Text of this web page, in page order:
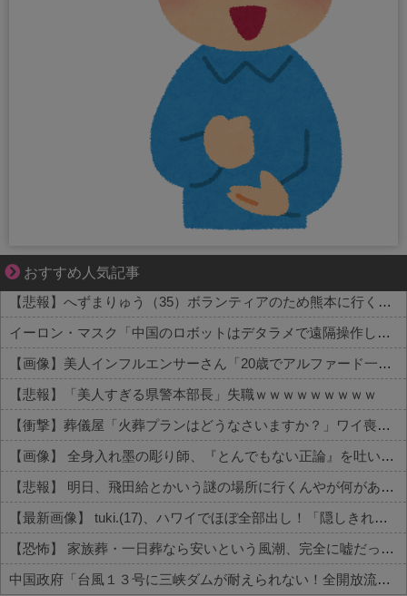
おすすめ人気記事
先輩と後輩、距離が変わった日から始まる恋
【悲報】へずまりゅう（35）ボランティアのため熊本に行くも体調不良で病院に行く
イーロン・マスク「中国のロボットはデタラメで遠隔操作してるだけ」
【画像】美人インフルエンサーさん「20歳でアルファード一括で買えちゃう私って素敵」←これってガチなん？それともネタなん？w w w w w w w w w
【悲報】「美人すぎる県警本部長」失職ｗｗｗｗｗｗｗｗｗ
【衝撃】葬儀屋「火葬プランはどうなさいますか？」ワイ喪主「直葬で(即答)」→結果ァw w w w w w w w w w
【画像】 全身入れ墨の彫り師、『とんでもない正論』を吐いて30万再生されてしまうｗｗｗｗｗｗｗ
【悲報】 明日、飛田給とかいう謎の場所に行くんやが何があるんや????・・・・・・・・・
【最新画像】 tuki.(17)、ハワイでほぼ全部出し！「隠しきれない美貌」とSNSざわつく
【恐怖】 家族葬・一日葬なら安いという風潮、完全に嘘だった・・・・
中国政府「台風１３号に三峡ダムが耐えられない！全開放流しろ！」⇒ 下流域の街が壊滅状態ｗｗｗｗｗ